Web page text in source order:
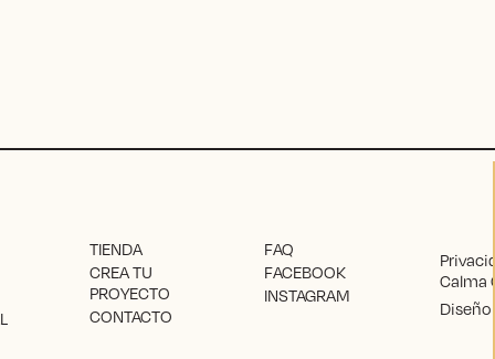
TIENDA
CREA TU
PROYECTO
CONTACTO
FAQ
FACEBOOK
INSTAGRAM
Calma
Diseño